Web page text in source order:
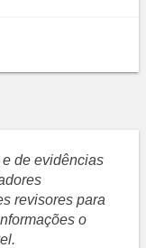
de evidências
revisores para
o